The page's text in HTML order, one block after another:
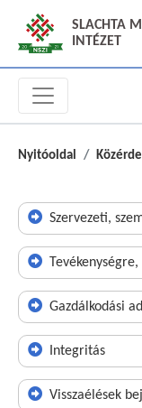
SLACHTA
INTÉZET
Nyitóoldal
Szervezeti,
Gazdálkodási
Integritás
Visszaélések